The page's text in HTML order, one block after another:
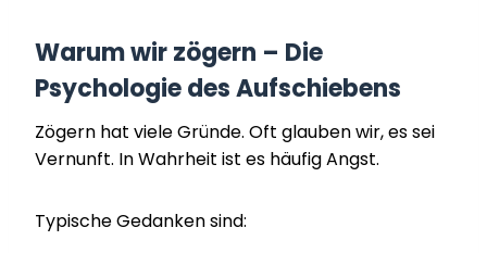
Warum wir zögern – Die
Psychologie des Aufschiebens
Zögern hat viele Gründe. Oft glauben wir, es sei
Vernunft. In Wahrheit ist es häufig Angst.
Typische Gedanken sind: